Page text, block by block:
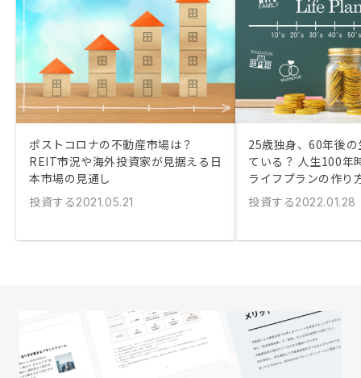
ポストコロナの不動産市場は？
REIT市況や海外投資家が見据える日
本市場の見通し
投資する2021.05.21
25歳独身、60年後
ている？ 人生100年
ライフプランの作り
投資する2022.01.28